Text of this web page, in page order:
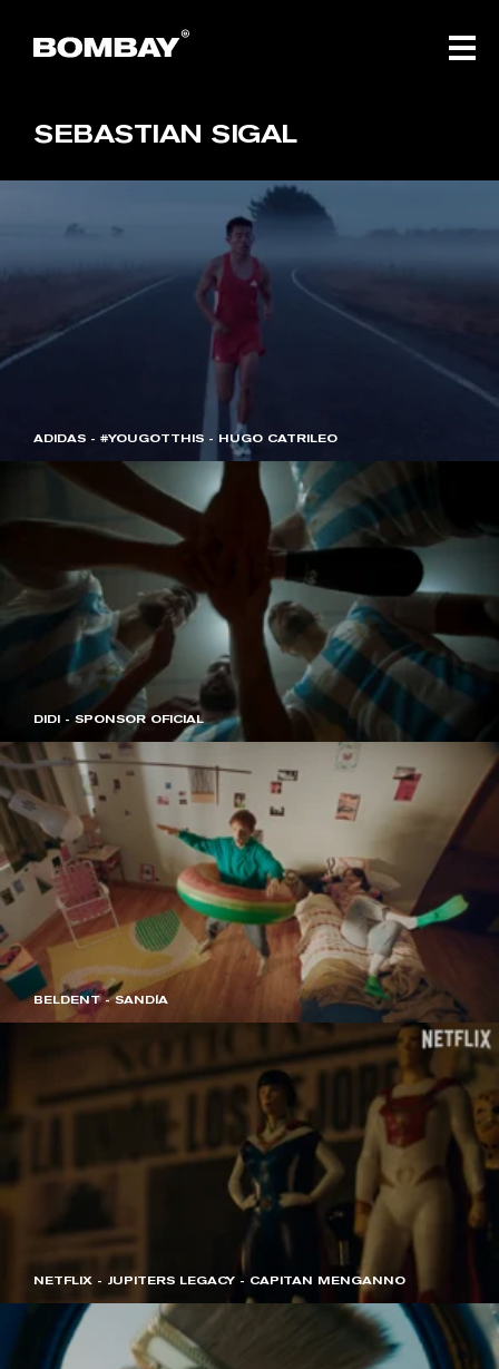
SEBASTIAN SIGAL
ADIDAS - #YOUGOTTHIS - HUGO CATRILEO
DIDI - SPONSOR OFICIAL
BELDENT - SANDÍA
NETFLIX - JUPITERS LEGACY - CAPITAN MENGANNO